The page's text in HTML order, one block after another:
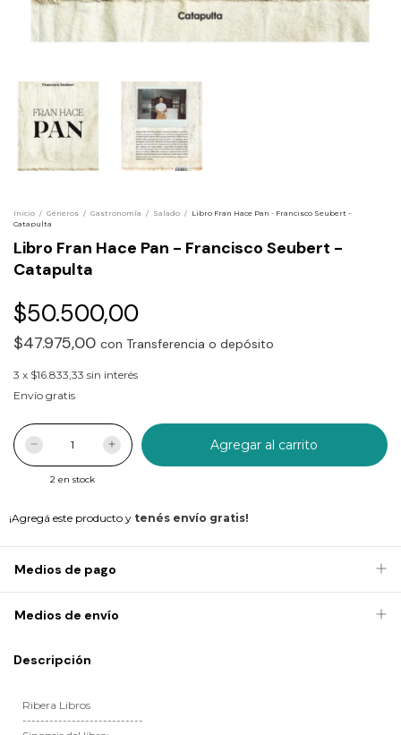
Inicio / Géneros / Gastronomía / Salado / Libro Fran Hace Pan - Francisco Seubert -
Catapulta
Libro Fran Hace Pan - Francisco Seubert -
Catapulta
$50.500,00
$47.975,00 con Transferencia o depósito
3 x $16.833,33 sin interés
Envío gratis
2 en stock
¡Agregá este producto y tenés envío gratis!
Medios de pago
Medios de envío
Descripción
Ribera Libros
---------------------------